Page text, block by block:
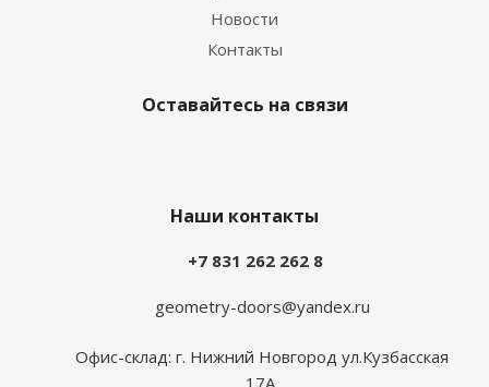
Новости
Контакты
Оставайтесь на связи
Наши контакты
+7 831 262 262 8
geometry-doors@yandex.ru
Офис-склад: г. Нижний Новгород ул.Кузбасская
17А.